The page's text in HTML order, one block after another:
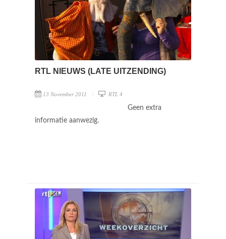
RTL NIEUWS (LATE UITZENDING)
13 November 2011 RTL 4
Geen extra
informatie aanwezig.